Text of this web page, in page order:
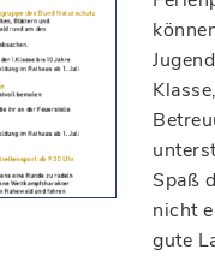
Spaß
nicht
gute